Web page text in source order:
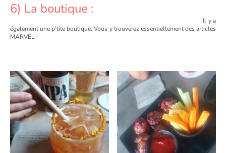
6) La boutique :
Il y a
également une p'tite boutique. Vous y trouverez essentiellement des articles
MARVEL !